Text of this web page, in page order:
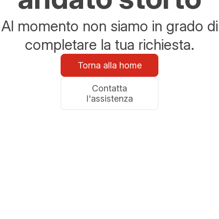
Al momento non siamo in grado di
completare la tua richiesta.
Torna alla home
Contatta
l'assistenza